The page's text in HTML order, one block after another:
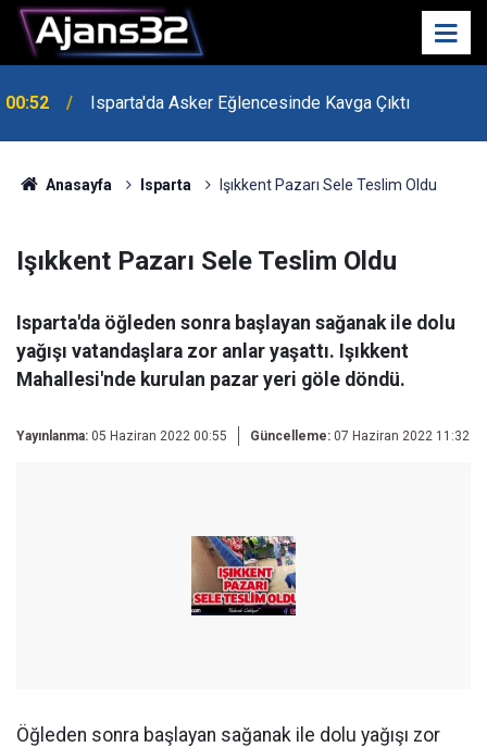
00:52 Isparta'da Asker Eğlencesinde Kavga Çıktı
Anasayfa Isparta Işıkkent Pazarı Sele Teslim Oldu
Işıkkent Pazarı Sele Teslim Oldu
Isparta'da öğleden sonra başlayan sağanak ile dolu
yağışı vatandaşlara zor anlar yaşattı. Işıkkent
Mahallesi'nde kurulan pazar yeri göle döndü.
Yayınlanma: 05 Haziran 2022 00:55 Güncelleme: 07 Haziran 2022 11:32
Öğleden sonra başlayan sağanak ile dolu yağışı zor